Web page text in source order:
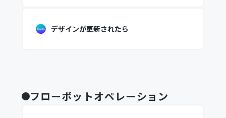
デザインが更新されたら
フローボットオペレーション